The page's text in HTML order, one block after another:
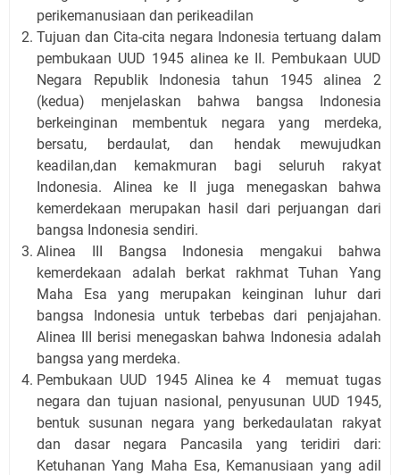
perikemanusiaan dan perikeadilan
Tujuan dan Cita-cita negara Indonesia tertuang dalam
pembukaan UUD 1945 alinea ke II. Pembukaan UUD
Negara Republik Indonesia tahun 1945 alinea 2
(kedua) menjelaskan bahwa bangsa Indonesia
berkeinginan membentuk negara yang merdeka,
bersatu, berdaulat, dan hendak mewujudkan
keadilan,dan kemakmuran bagi seluruh rakyat
Indonesia. Alinea ke II juga menegaskan bahwa
kemerdekaan merupakan hasil dari perjuangan dari
bangsa Indonesia sendiri.
Alinea III Bangsa Indonesia mengakui bahwa
kemerdekaan adalah berkat rakhmat Tuhan Yang
Maha Esa yang merupakan keinginan luhur dari
bangsa Indonesia untuk terbebas dari penjajahan.
Alinea III berisi menegaskan bahwa Indonesia adalah
bangsa yang merdeka.
Pembukaan UUD 1945 Alinea ke 4 memuat tugas
negara dan tujuan nasional, penyusunan UUD 1945,
bentuk susunan negara yang berkedaulatan rakyat
dan dasar negara Pancasila yang teridiri dari:
Ketuhanan Yang Maha Esa, Kemanusiaan yang adil